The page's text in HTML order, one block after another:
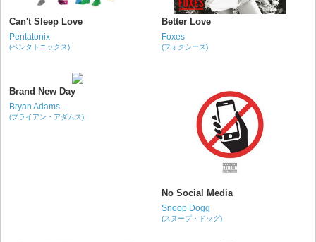
Can't Sleep Love
Pentatonix
(ペンタトニックス)
Better Love
Foxes
(フォクシーズ)
Brand New Day
Bryan Adams
(ブライアン・アダムス)
No Social Media
Snoop Dogg
(スヌープ・ドッグ)